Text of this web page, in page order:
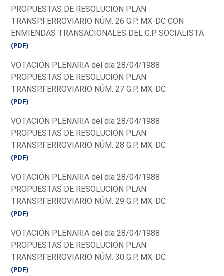
PROPUESTAS DE RESOLUCION PLAN
TRANSP.FERROVIARIO NÚM. 26 G.P. MX-DC CON
ENMIENDAS TRANSACIONALES DEL G.P. SOCIALISTA
(PDF)
VOTACIÓN PLENARIA del día 28/04/1988
PROPUESTAS DE RESOLUCION PLAN
TRANSP.FERROVIARIO NÚM. 27 G.P. MX-DC
(PDF)
VOTACIÓN PLENARIA del día 28/04/1988
PROPUESTAS DE RESOLUCION PLAN
TRANSP.FERROVIARIO NÚM. 28 G.P. MX-DC
(PDF)
VOTACIÓN PLENARIA del día 28/04/1988
PROPUESTAS DE RESOLUCION PLAN
TRANSP.FERROVIARIO NÚM. 29 G.P. MX-DC
(PDF)
VOTACIÓN PLENARIA del día 28/04/1988
PROPUESTAS DE RESOLUCION PLAN
TRANSP.FERROVIARIO NÚM. 30 G.P. MX-DC
(PDF)